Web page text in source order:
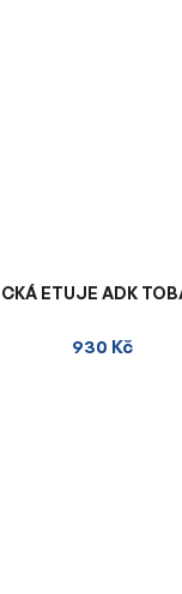
ETUJE ADK
930 Kč